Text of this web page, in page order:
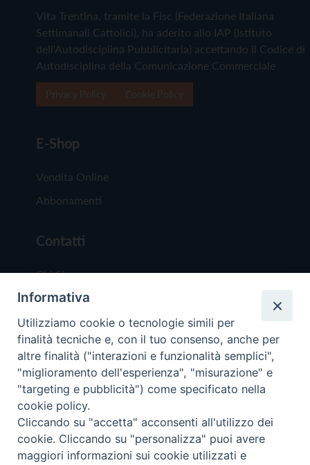
Vita Trentina, tramite la Fisc (Federazione Italiana
Settimanali Cattolici), ha aderito allo IAP (Istituto
dell'Autodisciplina Pubblicitaria) accettando il Codice di
Autodisciplina della Comunicazione Commerciale
E-Shop
Vendita Online
Abbonamenti
Contatti
Chi Siamo
Redazione
Scrivici
Copyright © 2019 - Tutti i diritti riservati - Vita
Trentina Editrice
Privacy Policy
Informativa
Utilizziamo cookie o tecnologie simili per
finalità tecniche e, con il tuo consenso, anche per
altre finalità ("interazioni e funzionalità semplici",
"miglioramento dell'esperienza", "misurazione" e
"targeting e pubblicità") come specificato nella
cookie policy.
Cliccando su "accetta" acconsenti all'utilizzo dei
cookie. Cliccando su "personalizza" puoi avere
maggiori informazioni sui cookie utilizzati e